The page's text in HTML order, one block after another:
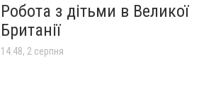
Робота з дітьми в Великої
Британії
14:48, 2 серпня